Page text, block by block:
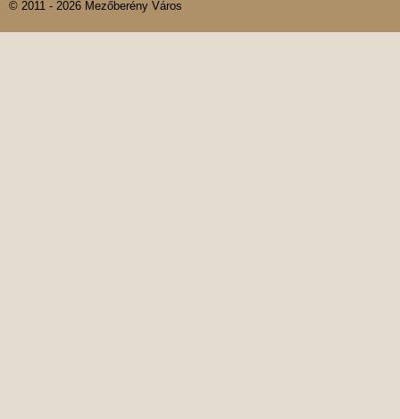
© 2011 - 2026 Mezőberény Város